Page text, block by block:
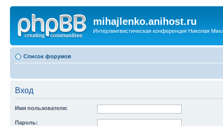
mihajlenko.anihost.ru
Интерлингвистическая конференция Николая
Список форумов
Вход
Имя пользователя:
Пароль: